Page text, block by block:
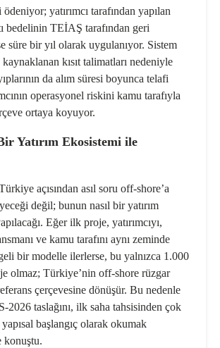
ödeniyor; yatırımcı tarafından yapılan
bedelinin TEİAŞ tarafından geri
süre bir yıl olarak uygulanıyor. Sistem
kısıt talimatları nedeniyle
da alım süresi boyunca telafi
operasyonel riskini kamu tarafıyla
ortaya koyuyor.
Yatırım Ekosistemi ile
açısından asıl soru off-shore’a
değil; bunun nasıl bir yatırım
Eğer ilk proje, yatırımcıyı,
ve kamu tarafını aynı zeminde
bir modelle ilerlerse, bu yalnızca 1.000
olmaz; Türkiye’nin off-shore rüzgar
çerçevesine dönüşür. Bu nedenle
taslağını, ilk saha tahsisinden çok
başlangıç olarak okumak
konuştu.